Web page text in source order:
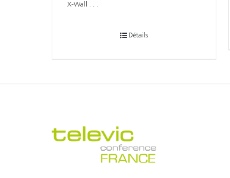
X-Wall . . .
Détails